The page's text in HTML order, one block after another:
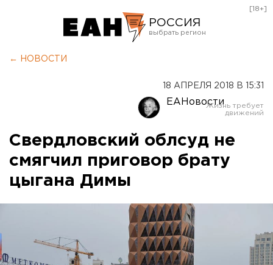
РОССИЯ
Оренбург
[18+]
← НОВОСТИ
18 АПРЕЛЯ 2018 В 15:31
ЕАНовости
Свердловский облсуд не
смягчил приговор брату
цыгана Димы